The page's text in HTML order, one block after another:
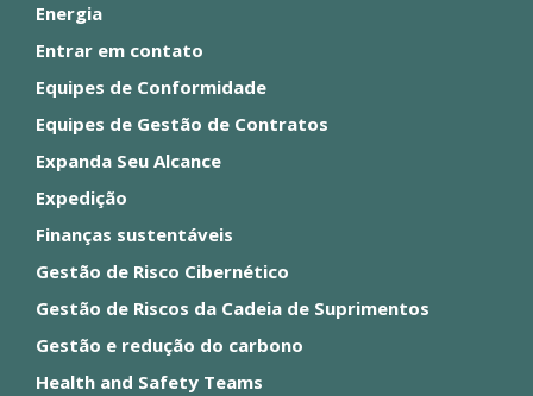
Energia
Entrar em contato
Equipes de Conformidade
Equipes de Gestão de Contratos
Expanda Seu Alcance
Expedição
Finanças sustentáveis
Gestão de Risco Cibernético
Gestão de Riscos da Cadeia de Suprimentos
Gestão e redução do carbono
Health and Safety Teams